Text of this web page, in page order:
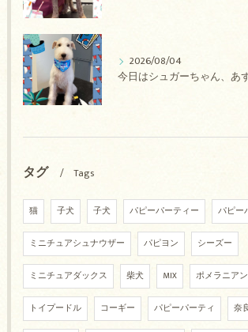
2026/08/04
タグ Tags
猫 子犬 子犬 パピーパーティー パピー
ミニチュアシュナウザー パピヨン シーズー
ミニチュアダックス 柴犬 MIX ポメラニアン
トイプードル コーギー パピーパーティ 奈